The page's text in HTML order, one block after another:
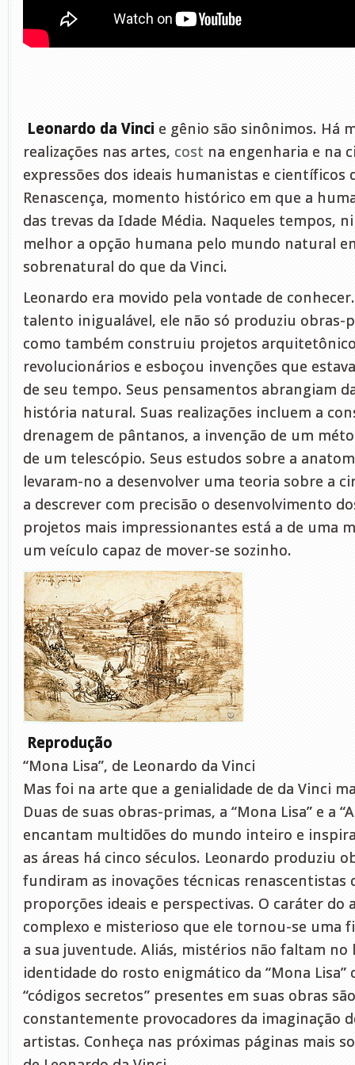
Leonardo da Vinci e gênio são sinônimos. Há
realizações nas artes, cost na engenharia e na
expressões dos ideais humanistas e científicos
Renascença, momento histórico em que a
das trevas da Idade Média. Naqueles tempos,
melhor a opção humana pelo mundo natural
sobrenatural do que da Vinci.
Leonardo era movido pela vontade de
talento inigualável, ele não só produziu obras-
como também construiu projetos
revolucionários e esboçou invenções que
de seu tempo. Seus pensamentos abrangiam
história natural. Suas realizações incluem a
drenagem de pântanos, a invenção de um
de um telescópio. Seus estudos sobre a
levaram-no a desenvolver uma teoria sobre a
a descrever com precisão o desenvolvimento
projetos mais impressionantes está a de uma
um veículo capaz de mover-se sozinho.
Reprodução
“Mona Lisa”, de Leonardo da Vinci
Mas foi na arte que a genialidade de da Vinci
Duas de suas obras-primas, a “Mona Lisa” e a
encantam multidões do mundo inteiro e
as áreas há cinco séculos. Leonardo produziu
fundiram as inovações técnicas renascentistas
proporções ideais e perspectivas. O caráter do
complexo e misterioso que ele tornou-se uma
a sua juventude. Aliás, mistérios não faltam no
identidade do rosto enigmático da “Mona Lisa”
“códigos secretos” presentes em suas obras
constantemente provocadores da imaginação
artistas. Conheça nas próximas páginas mais